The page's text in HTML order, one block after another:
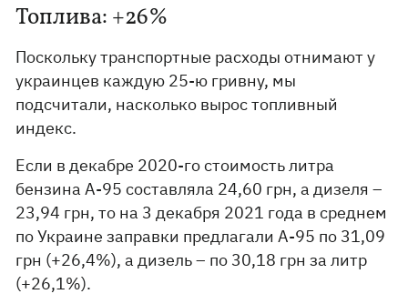
Топлива: +26%
Поскольку транспортные расходы отнимают у
украинцев каждую 25-ю гривну, мы
подсчитали, насколько вырос топливный
индекс.
Если в декабре 2020-го стоимость литра
бензина А-95 составляла 24,60 грн, а дизеля –
23,94 грн, то на 3 декабря 2021 года в среднем
по Украине заправки предлагали А-95 по 31,09
грн (+26,4%), а дизель – по 30,18 грн за литр
(+26,1%).